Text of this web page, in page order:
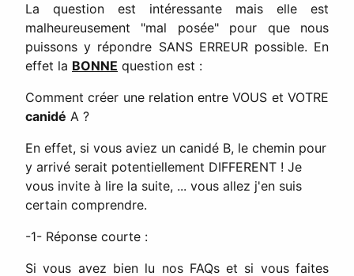
La question est intéressante mais elle est
malheureusement "mal posée" pour que nous
puissons y répondre SANS ERREUR possible. En
effet la BONNE question est :
Comment créer une relation entre VOUS et VOTRE
canidé A ?
En effet, si vous aviez un canidé B, le chemin pour
y arrivé serait potentiellement DIFFERENT ! Je
vous invite à lire la suite, ... vous allez j'en suis
certain comprendre.
-1- Réponse courte :
Si vous avez bien lu nos FAQs et si vous faites